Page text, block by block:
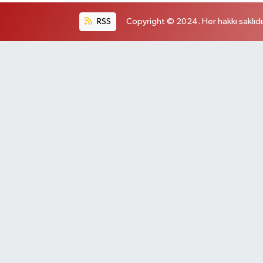
RSS Copyright © 2024. Her hakkı